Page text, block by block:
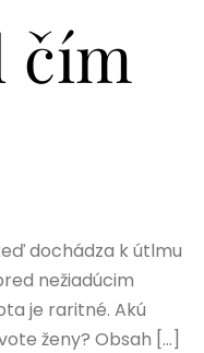
čím
dochádza k útlmu
nežiadúcim
je raritné. Akú
ženy? Obsah […]